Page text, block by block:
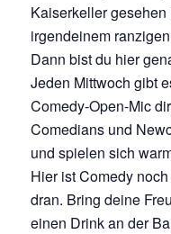
Kaiserkeller
irgendeinem
Dann bist du hier
Jeden Mittwoch gibt
Comedy-Open-Mic
Comedians und
und spielen sich
Hier ist Comedy
dran. Bring deine
einen Drink an der